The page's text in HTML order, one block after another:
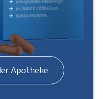
Apotheke